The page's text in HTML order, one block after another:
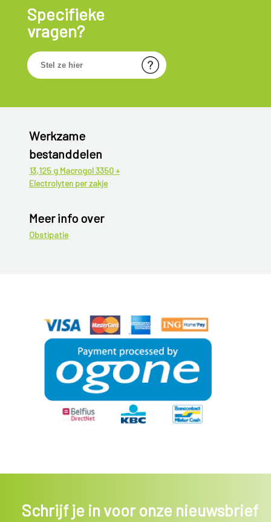
Specifieke
vragen?
Werkzame
bestanddelen
13,125 g Macrogol 3350 +
Electrolyten per zakje
Meer info over
Obstipatie
Schrijf je in voor onze nieuwsbrief